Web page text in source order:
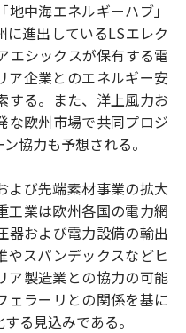
中海エネルギーハブ」
に進出しているLSエレク
エシックスが保有する電
ア企業とのエネルギー安
する。また、洋上風力お
な欧州市場で共同プロジ
協力も予想される。
よび先端素材事業の拡大
工業は欧州各国の電力網
器および電力設備の輸出
やスパンデックスなどヒ
ア製造業との協力の可能
ェラーリとの関係を基に
る見込みである。